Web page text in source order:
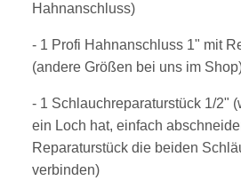
Hahnanschluss)
- 1 Profi Hahnanschluss 1" mit
(andere Größen bei uns im
- 1 Schlauchreparaturstück 1/2"
ein Loch hat, einfach
Reparaturstück die beiden
verbinden)